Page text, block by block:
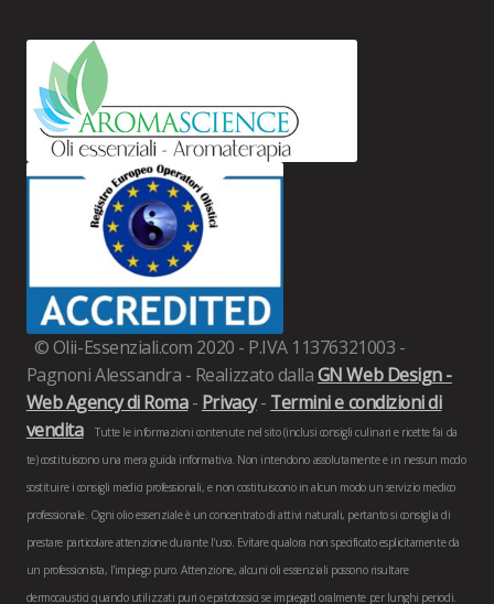
© Olii-Essenziali.com 2020 - P.IVA 11376321003 -
Pagnoni Alessandra - Realizzato dallaGN Web Design -
Web Agency di Roma- Privacy- Termini e condizioni di
vendita
Tutte le informazioni contenute nel sito (inclusi consigli culinari e ricette fai da
te) costituiscono una mera guida informativa. Non intendono assolutamente e in nessun modo
sostituire i consigli medici professionali, e non costituiscono in alcun modo un servizio medico
professionale. Ogni olio essenziale è un concentrato di attivi naturali, pertanto si consiglia di
prestare particolare attenzione durante l'uso. Evitare qualora non specificato esplicitamente da
un professionista, l'impiego puro. Attenzione, alcuni oli essenziali possono risultare
dermocaustici quando utilizzati puri o epatotossici se impiegatI oralmente per lunghi periodi.